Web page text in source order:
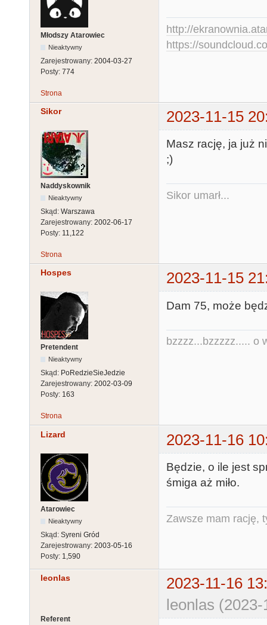
Młodszy Atarowiec
Nieaktywny
Zarejestrowany: 2004-03-27
Posty: 774
http://
https://
Strona
Sikor 2023-11-15
Naddyskownik
Nieaktywny
Skąd: Warszawa
Zarejestrowany: 2002-06-17
Posty: 11,122
Masz rację, ja już
;)
Sikor umarł...
Strona
Hospes 2023-11-15
Pretendent
Nieaktywny
Skąd: PoRedzieSieJedzie
Zarejestrowany: 2002-03-09
Posty: 163
Dam 75, może
bzzzz...bzzzzz..... o
Strona
Lizard 2023-11-16
Atarowiec
Nieaktywny
Skąd: Syreni Gród
Zarejestrowany: 2003-05-16
Posty: 1,590
Będzie, o ile jest
śmiga aż miło.
Zawsze mam rację,
leonlas
2023-11-16
leonlas
Referent